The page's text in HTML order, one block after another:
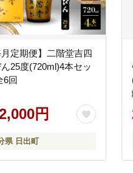
月定期便】二階堂吉四
25度(720ml)4本セッ
6回
円
県 日出町